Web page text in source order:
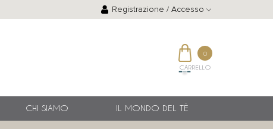
Registrazione / Accesso
0
CARRELLO
CHI SIAMO IL MONDO DEL TÈ